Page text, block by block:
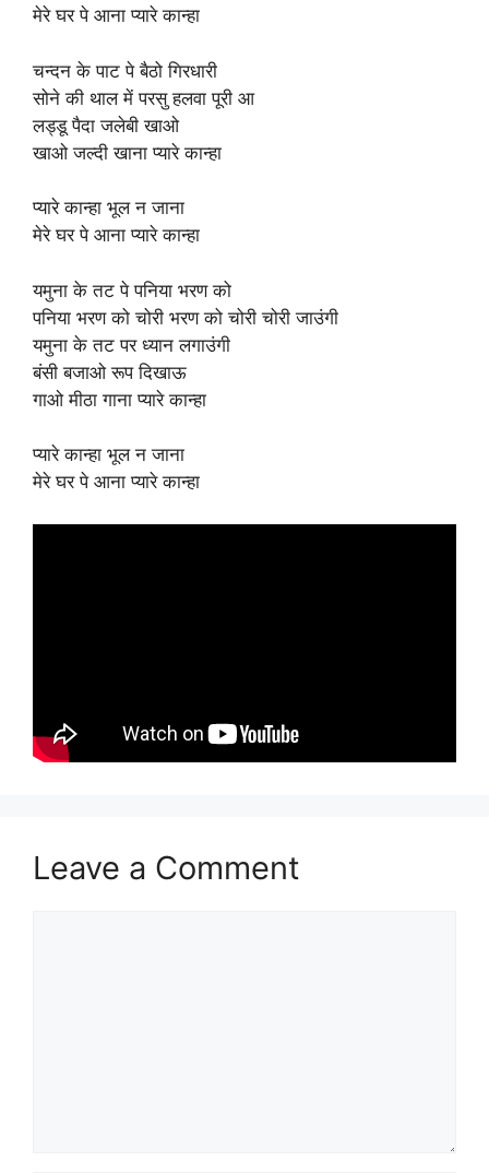
मेरे घर पे आना प्यारे कान्हा
चन्दन के पाट पे बैठो गिरधारी
सोने की थाल में परसु हलवा पूरी आ
लड्डू पैदा जलेबी खाओ
खाओ जल्दी खाना प्यारे कान्हा
प्यारे कान्हा भूल न जाना
मेरे घर पे आना प्यारे कान्हा
यमुना के तट पे पनिया भरण को
पनिया भरण को चोरी भरण को चोरी चोरी जाउंगी
यमुना के तट पर ध्यान लगाउंगी
बंसी बजाओ रूप दिखाऊ
गाओ मीठा गाना प्यारे कान्हा
प्यारे कान्हा भूल न जाना
मेरे घर पे आना प्यारे कान्हा
Leave a Comment